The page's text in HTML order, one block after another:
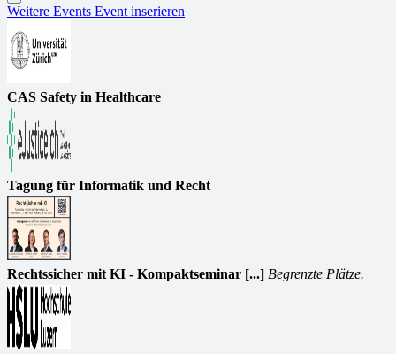
Weitere Events Event inserieren
CAS Safety in Healthcare
Tagung für Informatik und Recht
Rechtssicher mit KI - Kompaktseminar [...] Begrenzte Plätze.